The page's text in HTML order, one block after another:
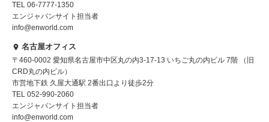
TEL 06-7777-1350
エンジャパンサイト担当者
info@enworld.com
名古屋オフィス
〒460-0002 愛知県名古屋市中区丸の内3-17-13 いちご丸の内ビル 7階 （旧
CRD丸の内ビル）
市営地下鉄 久屋大通駅 2番出口より徒歩2分
TEL 052-990-2060
エンジャパンサイト担当者
info@enworld.com